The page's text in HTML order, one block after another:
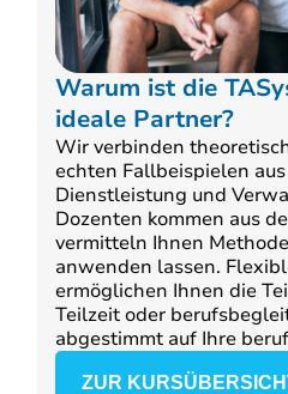
Warum ist die
ideale Partner?
Wir verbinden
echten Fallbeispielen
Dienstleistung und
Dozenten kommen aus
vermitteln Ihnen
anwenden lassen.
ermöglichen Ihnen die
Teilzeit oder
abgestimmt auf Ihre
ZUR